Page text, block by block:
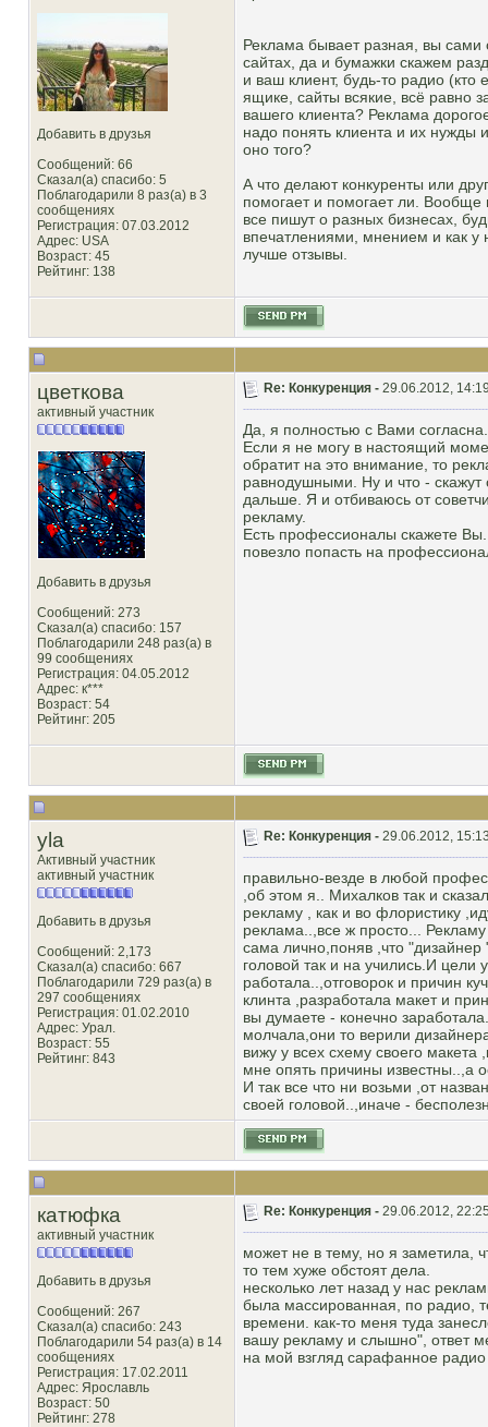
Добавить в друзья
Сообщений: 66
Сказал(а) спасибо: 5
Поблагодарили 8 раз(а) в 3
сообщениях
Регистрация: 07.03.2012
Адрес: USA
Возраст: 45
Рейтинг: 138
Реклама бывает разная, вы
сайтах, да и бумажки скажем
и ваш клиент, будь-то радио
ящике, сайты всякие, всё равно
вашего клиента? Реклама
надо понять клиента и их нужды
оно того?
А что делают конкуренты или
помогает и помогает ли. Вообще
все пишут о разных бизнесах,
впечатлениями, мнением и как у
лучше отзывы.
цветкова
активный участник
Добавить в друзья
Сообщений: 273
Сказал(а) спасибо: 157
Поблагодарили 248 раз(а) в
99 сообщениях
Регистрация: 04.05.2012
Адрес: к***
Возраст: 54
Рейтинг: 205
Re: Конкуренция - 29.06.2012,
Да, я полностью с Вами
Если я не могу в настоящий
обратит на это внимание, то
равнодушными. Ну и что -
дальше. Я и отбиваюсь от
рекламу.
Есть профессионалы скажете
повезло попасть на
yla
Активный участник
активный участник
Добавить в друзья
Сообщений: 2,173
Сказал(а) спасибо: 667
Поблагодарили 729 раз(а) в
297 сообщениях
Регистрация: 01.02.2010
Адрес: Урал.
Возраст: 55
Рейтинг: 843
Re: Конкуренция - 29.06.2012,
правильно-везде в любой
,об этом я.. Михалков так и
рекламу , как и во флористику
реклама..,все ж просто...
сама лично,поняв ,что
головой так и на учились.И
работала..,отговорок и причин
клинта ,разработала макет и
вы думаете - конечно
молчала,они то верили
вижу у всех схему своего
мне опять причины известны..,а
И так все что ни возьми ,от
своей головой..,иначе -
катюфка
активный участник
Добавить в друзья
Сообщений: 267
Сказал(а) спасибо: 243
Поблагодарили 54 раз(а) в 14
сообщениях
Регистрация: 17.02.2011
Адрес: Ярославль
Возраст: 50
Рейтинг: 278
Re: Конкуренция - 29.06.2012,
может не в тему, но я заметила,
то тем хуже обстоят дела.
несколько лет назад у нас
была массированная, по радио,
времени. как-то меня туда
вашу рекламу и слышно", ответ
на мой взгляд сарафанное